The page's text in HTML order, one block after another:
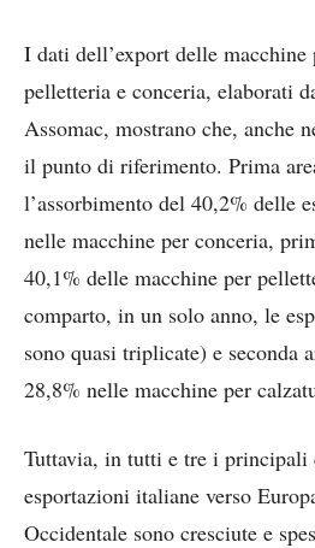
I dati dell’export delle macchine
pelletteria e conceria, elaborati
Assomac, mostrano che, anche
il punto di riferimento. Prima
l’assorbimento del 40,2% delle
nelle macchine per conceria,
40,1% delle macchine per
comparto, in un solo anno, le
sono quasi triplicate) e seconda
28,8% nelle macchine per
Tuttavia, in tutti e tre i principali
esportazioni italiane verso
Occidentale sono cresciute e